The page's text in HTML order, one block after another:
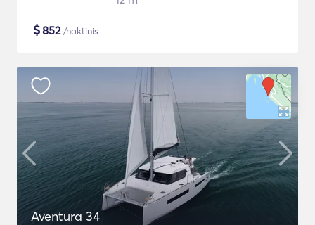
$852/naktinis
Aventura 34